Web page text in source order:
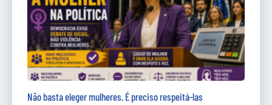
Não basta eleger mulheres. É preciso respeitá-las